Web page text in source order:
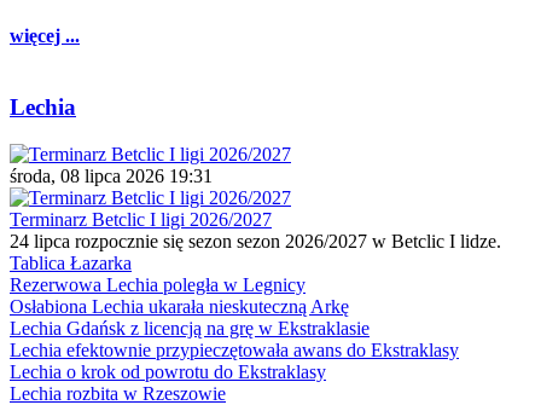
więcej ...
Lechia
środa, 08 lipca 2026 19:31
Terminarz Betclic I ligi 2026/2027
24 lipca rozpocznie się sezon sezon 2026/2027 w Betclic I lidze.
Tablica Łazarka
Rezerwowa Lechia poległa w Legnicy
Osłabiona Lechia ukarała nieskuteczną Arkę
Lechia Gdańsk z licencją na grę w Ekstraklasie
Lechia efektownie przypieczętowała awans do Ekstraklasy
Lechia o krok od powrotu do Ekstraklasy
Lechia rozbita w Rzeszowie